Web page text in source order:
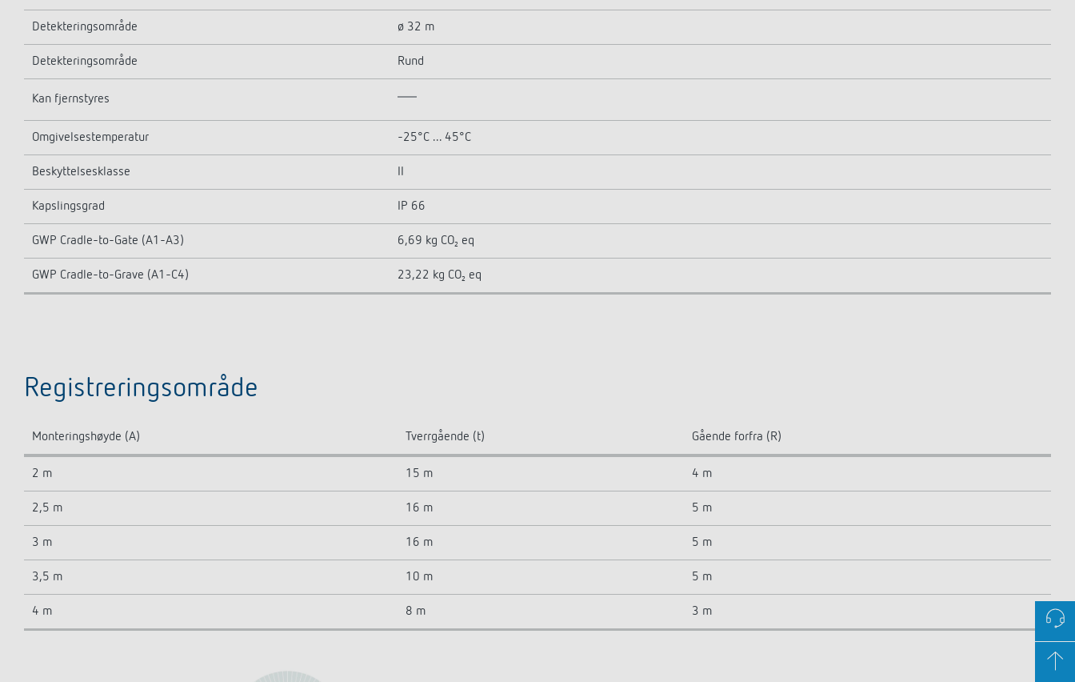
Detekteringsområde ø 32 m
Detekteringsområde Rund
Kan fjernstyres
Omgivelsestemperatur -25°C ... 45°C
Beskyttelsesklasse
Kapslingsgrad IP 66
GWP Cradle-to-Gate (A1-A3) 6,69 kg CO₂ eq
GWP Cradle-to-Grave (A1-C4) 23,22 kg CO₂ eq
Registreringsområde
Monteringshøyde (A) Tverrgående (t) Gående forfra (R)
2 m 15 m 4 m
2,5 m 16 m 5 m
3 m 16 m 5 m
3,5 m 10 m 5 m
4 m 8 m 3 m